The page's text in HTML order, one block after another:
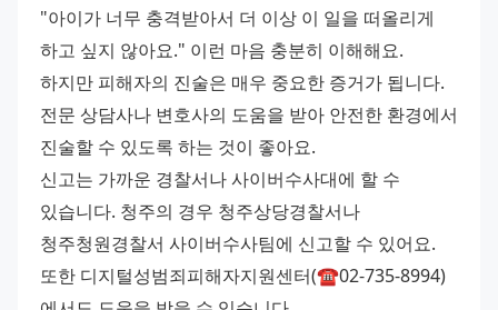
"아이가 너무 충격받아서 더 이상 이 일을 떠올리게
하고 싶지 않아요." 이런 마음 충분히 이해해요.
하지만 피해자의 진술은 매우 중요한 증거가 됩니다.
전문 상담사나 변호사의 도움을 받아 안전한 환경에서
진술할 수 있도록 하는 것이 좋아요.
신고는 가까운 경찰서나 사이버수사대에 할 수
있습니다. 청주의 경우 청주상당경찰서나
청주청원경찰서 사이버수사팀에 신고할 수 있어요.
또한 디지털성범죄피해자지원센터(☎02-735-8994)